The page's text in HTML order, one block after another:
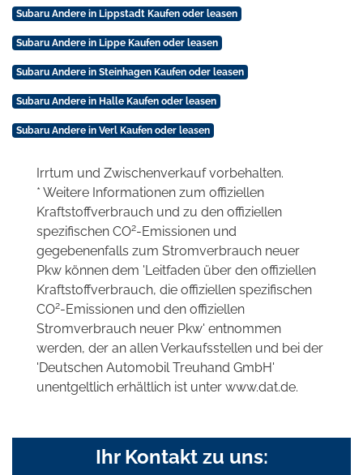
Subaru Andere in Lippstadt Kaufen oder leasen
Subaru Andere in Lippe Kaufen oder leasen
Subaru Andere in Steinhagen Kaufen oder leasen
Subaru Andere in Halle Kaufen oder leasen
Subaru Andere in Verl Kaufen oder leasen
Irrtum und Zwischenverkauf vorbehalten.
* Weitere Informationen zum offiziellen
Kraftstoffverbrauch und zu den offiziellen
spezifischen CO2-Emissionen und
gegebenenfalls zum Stromverbrauch neuer
Pkw können dem 'Leitfaden über den offiziellen
Kraftstoffverbrauch, die offiziellen spezifischen
CO2-Emissionen und den offiziellen
Stromverbrauch neuer Pkw' entnommen
werden, der an allen Verkaufsstellen und bei der
'Deutschen Automobil Treuhand GmbH'
unentgeltlich erhältlich ist unter www.dat.de.
Ihr Kontakt zu uns: